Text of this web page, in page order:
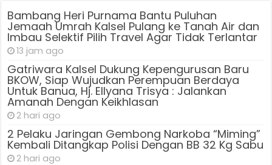
Bambang Heri Purnama Bantu Puluhan
Jemaah Umrah Kalsel Pulang ke Tanah Air dan
Imbau Selektif Pilih Travel Agar Tidak Terlantar
13 jam ago
Gatriwara Kalsel Dukung Kepengurusan Baru
BKOW, Siap Wujudkan Perempuan Berdaya
Untuk Banua, Hj. Ellyana Trisya : Jalankan
Amanah Dengan Keikhlasan
2 hari ago
2 Pelaku Jaringan Gembong Narkoba “Miming”
Kembali Ditangkap Polisi Dengan BB 32 Kg Sabu
2 hari ago